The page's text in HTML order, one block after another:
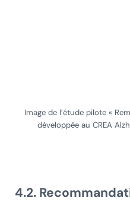
Image de l’étude pilote «
développée au CREA
4.2.